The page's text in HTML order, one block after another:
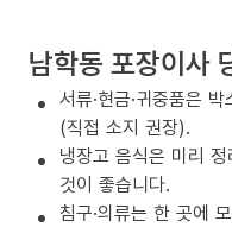
남학동 포장이사
서류·현금·귀중품은
(직접 소지 권장).
냉장고 음식은 미리
것이 좋습니다.
침구·의류는 한 곳에